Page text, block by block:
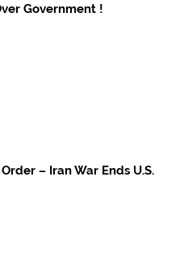
Government !
– Iran War Ends U.S.